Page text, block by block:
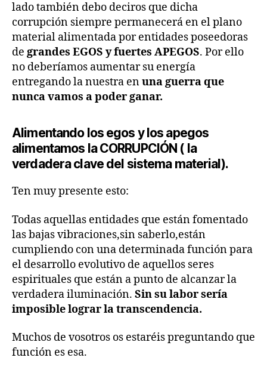
lado también debo deciros que dicha
corrupción siempre permanecerá en el plano
material alimentada por entidades poseedoras
de grandes EGOS y fuertes APEGOS. Por ello
no deberíamos aumentar su energía
entregando la nuestra enuna guerra que
nunca vamos a poder ganar.
Alimentando los egos y los apegos
alimentamos la CORRUPCIÓN ( la
verdadera clave del sistema material).
Ten muy presente esto:
Todas aquellas entidades que están fomentado
las bajas vibraciones,sin saberlo,están
cumpliendo con una determinada función para
el desarrollo evolutivo de aquellos seres
espirituales que están a punto de alcanzar la
verdadera iluminación. Sin su labor sería
imposible lograr la transcendencia.
Muchos de vosotros os estaréis preguntando que
función es esa.